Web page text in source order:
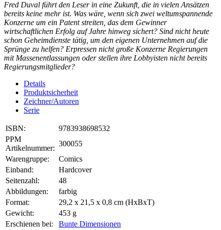
Fred Duval führt den Leser in eine Zukunft, die in vielen Ansätzen
bereits keine mehr ist. Was wäre, wenn sich zwei weltumspannende
Konzerne um ein Patent streiten, das dem Gewinner
wirtschaftlichen Erfolg auf Jahre hinweg sichert? Sind nicht heute
schon Geheimdienste tätig, um den eigenen Unternehmen auf die
Sprünge zu helfen? Erpressen nicht große Konzerne Regierungen
mit Massenentlassungen oder stellen ihre Lobbyisten nicht bereits
Regierungsmitglieder?
Details
Produktsicherheit
Zeichner/Autoren
Serie
ISBN:
9783938698532
PPM
Artikelnummer:
300055
Warengruppe:
Comics
Einband:
Hardcover
Seitenzahl:
48
Abbildungen:
farbig
Format:
29,2 x 21,5 x 0,8 cm (HxBxT)
Gewicht:
453 g
Erschienen bei:
Bunte Dimensionen